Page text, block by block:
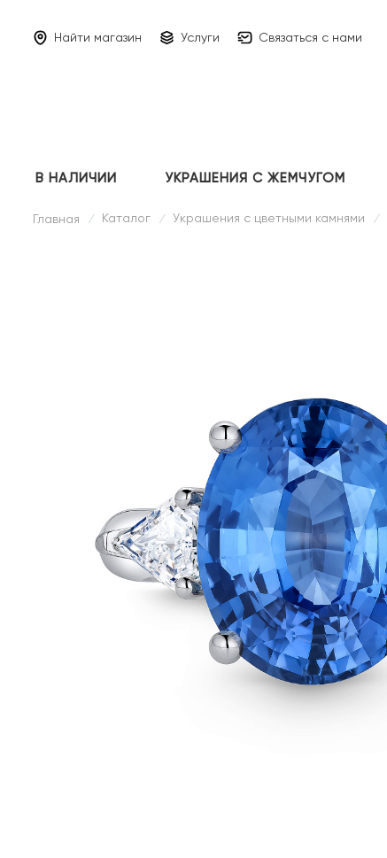
Найти магазин Услуги Связаться с нами
В НАЛИЧИИ УКРАШЕНИЯ С ЖЕМЧУГОМ
Главная / Каталог / Украшения с цветными камнями /